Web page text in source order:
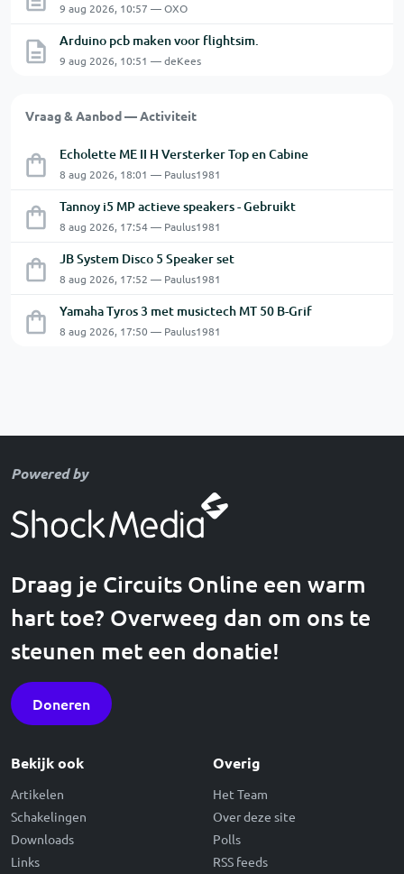
9 aug 2026, 10:57 — OXO
Arduino pcb maken voor flightsim.
9 aug 2026, 10:51 — deKees
Vraag & Aanbod — Activiteit
Echolette ME II H Versterker Top en Cabine
8 aug 2026, 18:01 — Paulus1981
Tannoy i5 MP actieve speakers - Gebruikt
8 aug 2026, 17:54 — Paulus1981
JB System Disco 5 Speaker set
8 aug 2026, 17:52 — Paulus1981
Yamaha Tyros 3 met musictech MT 50 B-Grif
8 aug 2026, 17:50 — Paulus1981
Powered by
Draag je Circuits Online een warm
hart toe? Overweeg dan om ons te
steunen met een donatie!
Doneren
Bekijk ook
Artikelen
Schakelingen
Downloads
Links
Overig
Het Team
Over deze site
Polls
RSS feeds